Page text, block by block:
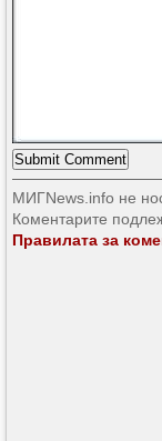
МИГNews.info не
Коментарите
Правилата за